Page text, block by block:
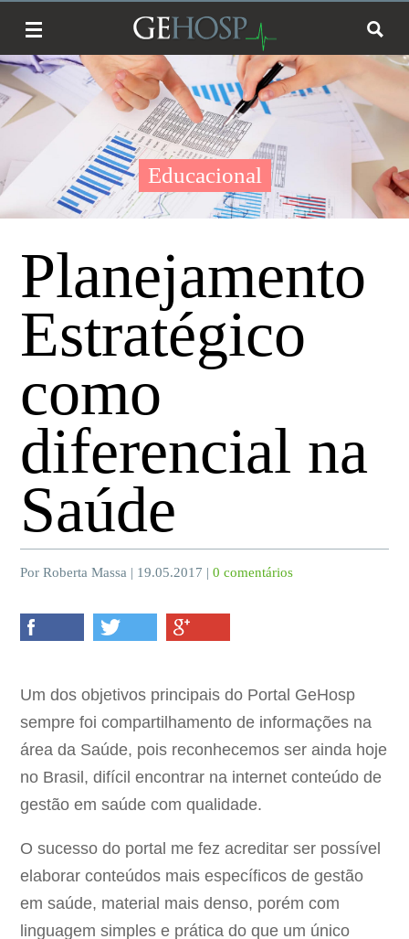
Educacional
Planejamento
Estratégico
como
diferencial na
Saúde
Por Roberta Massa | 19.05.2017 |0 comentários
Um dos objetivos principais do Portal GeHosp
sempre foi compartilhamento de informações na
área da Saúde, pois reconhecemos ser ainda hoje
no Brasil, difícil encontrar na internet conteúdo de
gestão em saúde com qualidade.
O sucesso do portal me fez acreditar ser possível
elaborar conteúdos mais específicos de gestão
em saúde, material mais denso, porém com
linguagem simples e prática do que um único